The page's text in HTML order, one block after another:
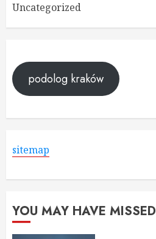
Uncategorized
podolog kraków
sitemap
YOU MAY HAVE MISSED